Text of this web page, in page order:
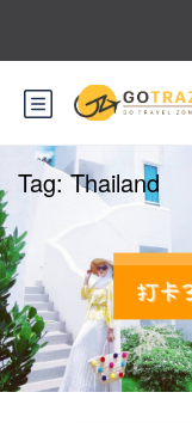
Tag:Thailand